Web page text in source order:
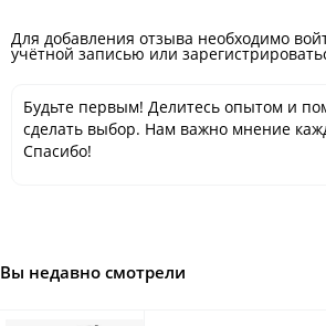
Для добавления отзыва необходимо
учётной записью или
Будьте первым! Делитесь опытом и
сделать выбор. Нам важно мнение
Спасибо!
Вы недавно смотрели